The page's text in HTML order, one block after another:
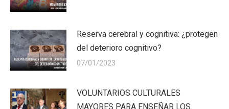
Reserva cerebral y cognitiva: ¿protegen
del deterioro cognitivo?
07/01/2023
VOLUNTARIOS CULTURALES
MAYORES PARA ENSEÑAR LOS